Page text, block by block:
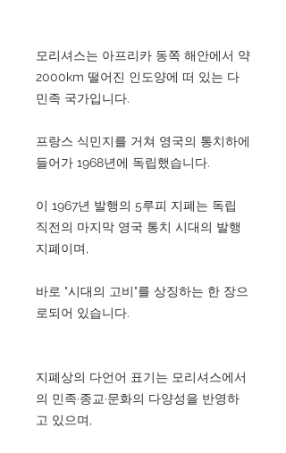
모리셔스는 아프리카 동쪽 해안에서 약
2000km 떨어진 인도양에 떠 있는 다
민족 국가입니다.
프랑스 식민지를 거쳐 영국의 통치하에
들어가 1968년에 독립했습니다.
이 1967년 발행의 5루피 지폐는 독립
직전의 마지막 영국 통치 시대의 발행
지폐이며,
바로 "시대의 고비"를 상징하는 한 장으
로되어 있습니다.
지폐상의 다언어 표기는 모리셔스에서
의 민족·종교·문화의 다양성을 반영하
고 있으며,